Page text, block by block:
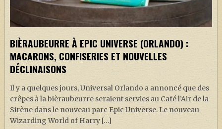
BIÈRAUBEURRE À EPIC UNIVERSE (ORLANDO) :
MACARONS, CONFISERIES ET NOUVELLES
DÉCLINAISONS
Il y a quelques jours, Universal Orlando a annoncé que des
crêpes à la bièraubeurre seraient servies au Café l’Air de la
Sirène dans le nouveau parc Epic Universe. Le nouveau
Wizarding World of Harry […]